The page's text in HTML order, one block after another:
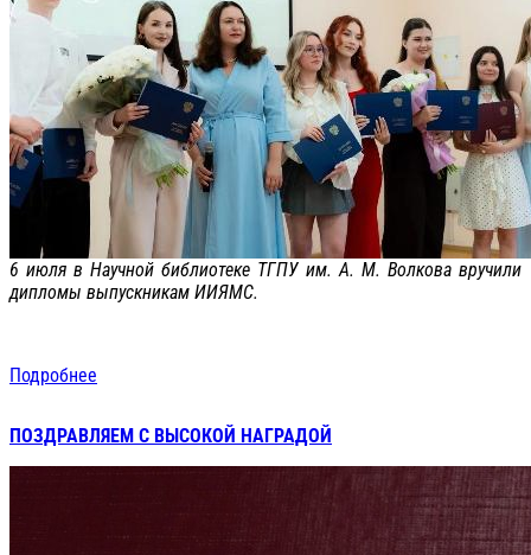
6 июля в Научной библиотеке ТГПУ им. А. М. Волкова вручили
дипломы выпускникам ИИЯМС.
Подробнее
ПОЗДРАВЛЯЕМ С ВЫСОКОЙ НАГРАДОЙ